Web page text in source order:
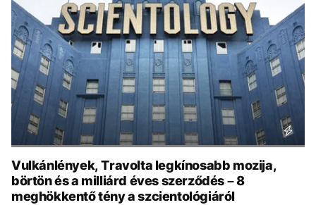
KÖZÉLET UTAZÁS
ÉLETMÓD DESIGN
BESZÉLGETÉSEK ARCOK
VIDEÓ TÖRTÉNETEK
GASZTRO
Vulkánlények, Travolta legkínosabb mozija,
börtön és a milliárd éves szerződés – 8
meghökkentő tény a szcientológiáról